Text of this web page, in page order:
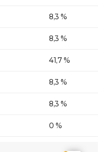
8,3 %
8,3 %
41,7 %
8,3 %
8,3 %
0 %